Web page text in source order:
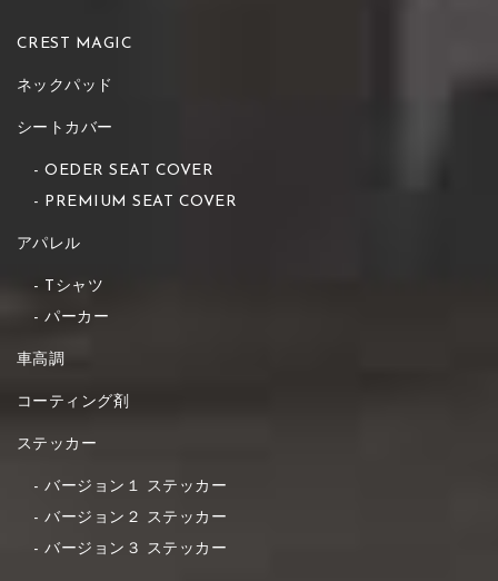
CREST MAGIC
ネックパッド
シートカバー
OEDER SEAT COVER
PREMIUM SEAT COVER
アパレル
Tシャツ
パーカー
車高調
コーティング剤
ステッカー
バージョン１ ステッカー
バージョン２ ステッカー
バージョン３ ステッカー